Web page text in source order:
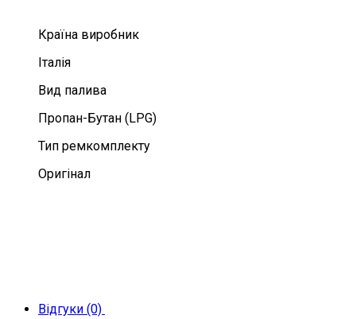
Країна виробник
Італія
Вид палива
Пропан-Бутан (LPG)
Тип ремкомплекту
Оригінал
Відгуки (0)